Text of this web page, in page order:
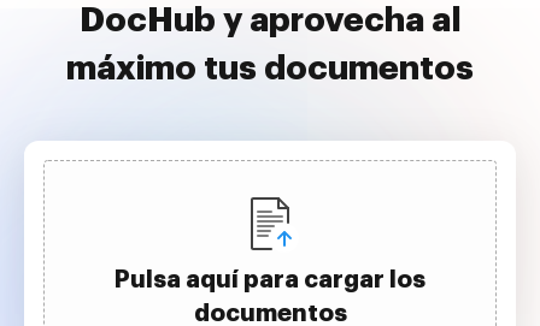
DocHub y aprovecha al
máximo tus documentos
Pulsa aquí para cargar los
documentos